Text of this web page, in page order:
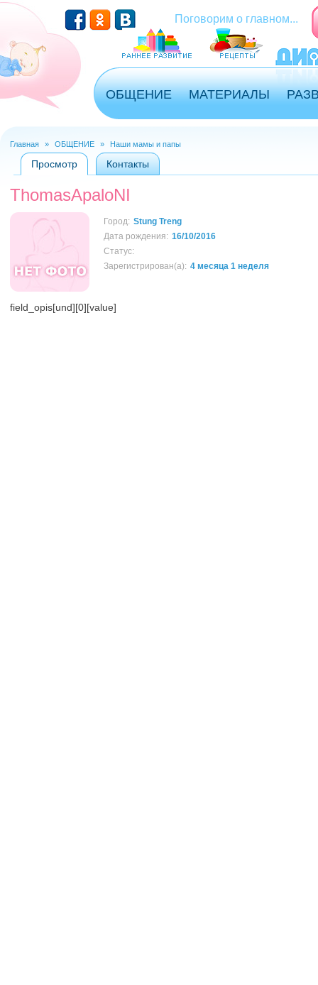
Перейти к основному содержанию
Поговорим о главном...
ОБЩЕНИЕ МАТЕРИАЛЫ
Вы здесь
Главная » ОБЩЕНИЕ » Наши мамы и папы
Главные вкладки
Просмотр (активная вкладка)
Контакты
ThomasApaloNI
Город: Stung Treng
Дата рождения: 16/10/2016
Статус:
Зарегистрирован(а): 4 месяца 1 неделя
field_opis[und][0][value]